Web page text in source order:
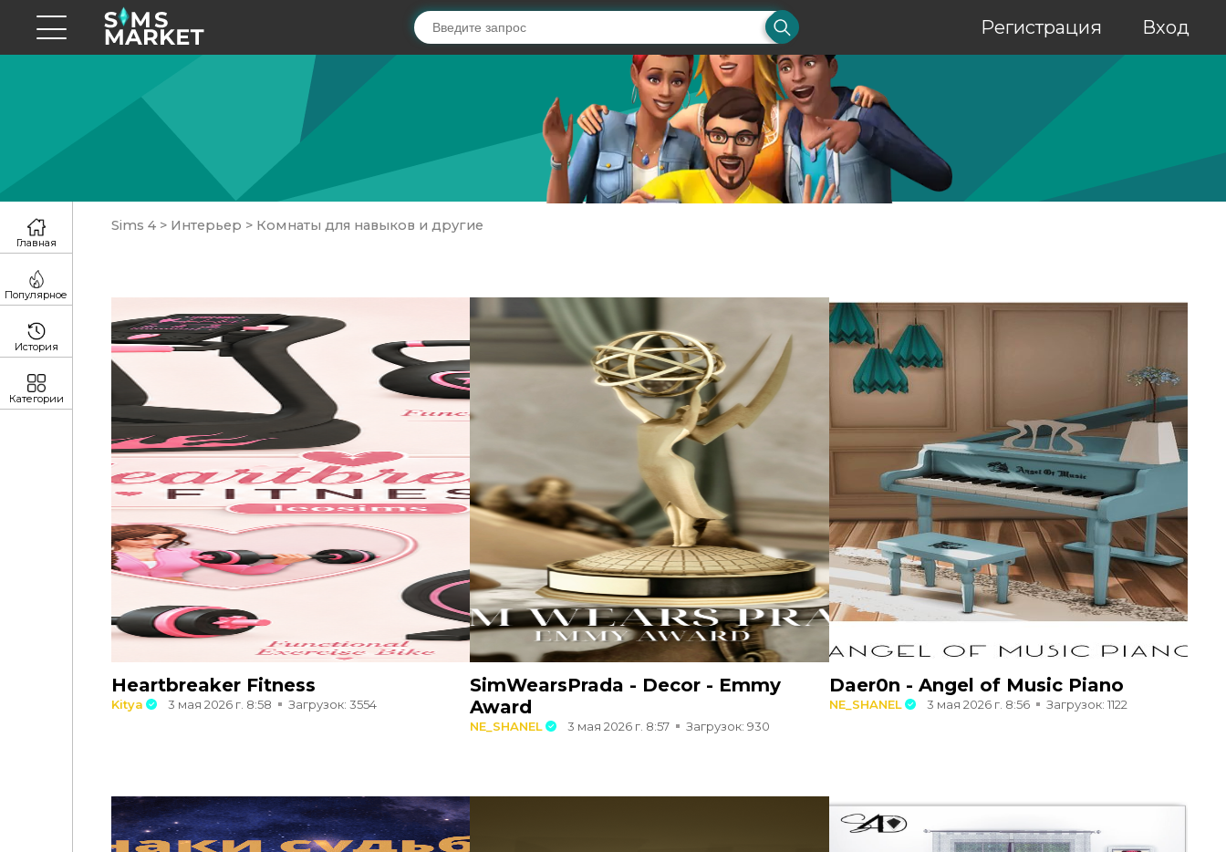
Регистрация Вход
Sims 4 > Интерьер > Комнаты для навыков и другие
Heartbreaker Fitness
Kitya 3 мая 2026 г. 8:58 Загрузок: 3554
SimWearsPrada - Decor - Emmy
Award
NE_SHANEL 3 мая 2026 г. 8:57 Загрузок: 930
Daer0n - Angel of Music Piano
NE_SHANEL 3 мая 2026 г. 8:56 Загрузок: 1122
Главная
Популярное
История
Категории